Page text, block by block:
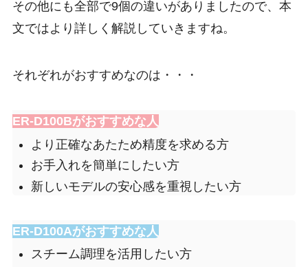
その他にも全部で9個の違いがありましたので、本
文ではより詳しく解説していきますね。
それぞれがおすすめなのは・・・
ER-D100Bがおすすめな人
より正確なあたため精度を求める方
お手入れを簡単にしたい方
新しいモデルの安心感を重視したい方
ER-D100Aがおすすめな人
スチーム調理を活用したい方